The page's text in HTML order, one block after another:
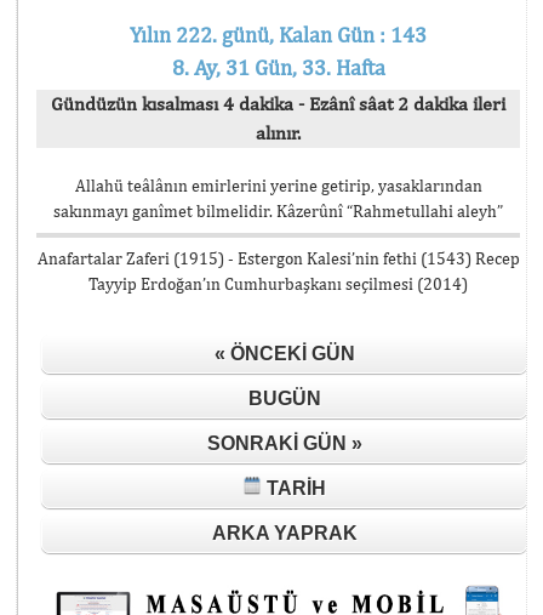
Yılın 222. günü, Kalan Gün : 143
8. Ay, 31 Gün, 33. Hafta
Gündüzün kısalması 4 dakika - Ezânî sâat 2 dakika ileri
alınır.
Allahü teâlânın emirlerini yerine getirip, yasaklarından
sakınmayı ganîmet bilmelidir. Kâzerûnî “Rahmetullahi aleyh”
Anafartalar Zaferi (1915) - Estergon Kalesi’nin fethi (1543) Recep
Tayyip Erdoğan’ın Cumhurbaşkanı seçilmesi (2014)
« ÖNCEKI GÜN
BUGÜN
SONRAKI GÜN »
TARIH
ARKA YAPRAK